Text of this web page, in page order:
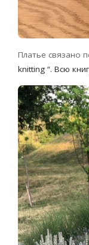
Платье связано
knitting “. Всю